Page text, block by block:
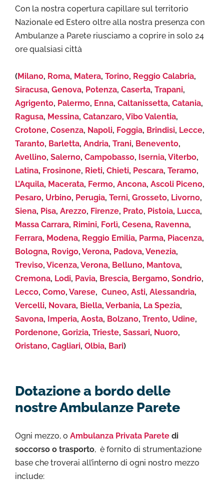
Con la nostra copertura capillare sul territorio
Nazionale ed Estero oltre alla nostra presenza con
Ambulanze a Parete riusciamo a coprire in solo 24
ore qualsiasi città
(Milano, Roma, Matera, Torino, Reggio Calabria,
Siracusa, Genova, Potenza, Caserta, Trapani,
Agrigento, Palermo, Enna, Caltanissetta, Catania,
Ragusa, Messina, Catanzaro, Vibo Valentia,
Crotone, Cosenza, Napoli, Foggia, Brindisi, Lecce,
Taranto, Barletta, Andria, Trani, Benevento,
Avellino, Salerno, Campobasso, Isernia, Viterbo,
Latina, Frosinone, Rieti, Chieti, Pescara, Teramo,
L’Aquila, Macerata, Fermo, Ancona, Ascoli Piceno,
Pesaro, Urbino, Perugia, Terni, Grosseto, Livorno,
Siena, Pisa, Arezzo, Firenze, Prato, Pistoia, Lucca,
Massa Carrara, Rimini, Forlì, Cesena, Ravenna,
Ferrara, Modena, Reggio Emilia, Parma, Piacenza,
Bologna, Rovigo, Verona, Padova, Venezia,
Treviso, Vicenza, Verona, Belluno, Mantova,
Cremona, Lodi, Pavia, Brescia, Bergamo, Sondrio,
Lecco, Como, Varese, Cuneo, Asti, Alessandria,
Vercelli, Novara, Biella, Verbania, La Spezia,
Savona, Imperia, Aosta, Bolzano, Trento, Udine,
Pordenone, Gorizia, Trieste, Sassari, Nuoro,
Oristano, Cagliari, Olbia, Bari)
Dotazione a bordo delle
nostre Ambulanze Parete
Ogni mezzo, o Ambulanza Privata Parete di
soccorso o trasporto, è fornito di strumentazione
base che troverai all’interno di ogni nostro mezzo
include: